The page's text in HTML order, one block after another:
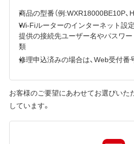
商品の型番（例:WXR18000BE10P、
Wi-Fiルーターのインターネット設
提供の接続先ユーザー名やパスワ
類
修理申込済みの場合は、Web受付番
お客様のご要望にあわせてお選びいた
しています。